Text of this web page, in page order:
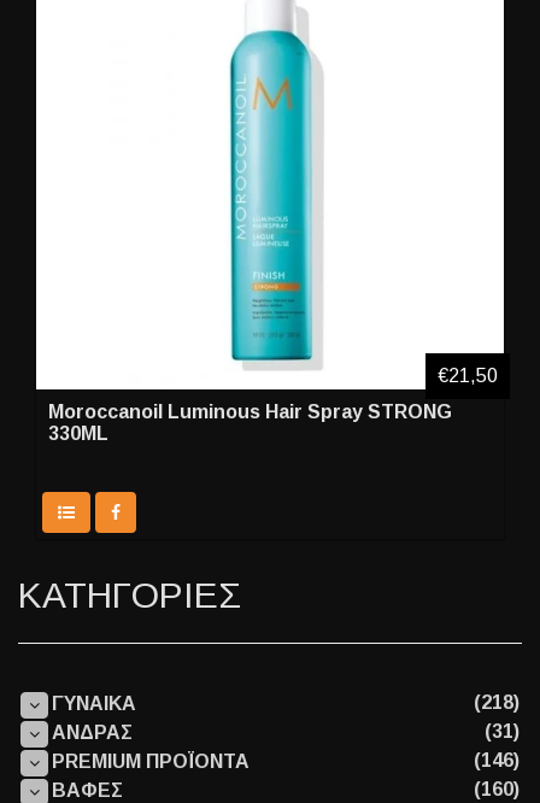
Moroccanoil Luminous Hair Spray STRONG
330ML
€21,50
ΚΑΤΗΓΟΡΙΕΣ
ΓΥΝΑΙΚΑ
(218)
ΑΝΔΡΑΣ
(31)
PREMIUM ΠΡΟΪΟΝΤΑ
(146)
ΒΑΦΕΣ
(160)